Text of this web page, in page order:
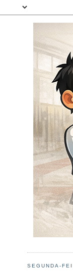
SEGUNDA-